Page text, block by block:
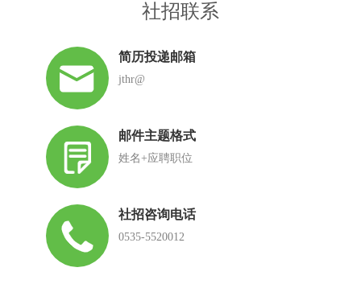
社招联系
简历投递邮箱
jthr@
邮件主题格式
姓名+应聘职位
社招咨询电话
0535-5520012